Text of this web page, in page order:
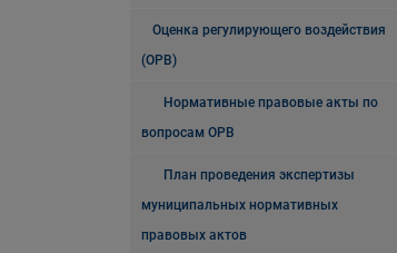
Оценка регулирующего воздействия
(ОРВ)
Нормативные правовые акты по
вопросам ОРВ
План проведения экспертизы
муниципальных нормативных
правовых актов